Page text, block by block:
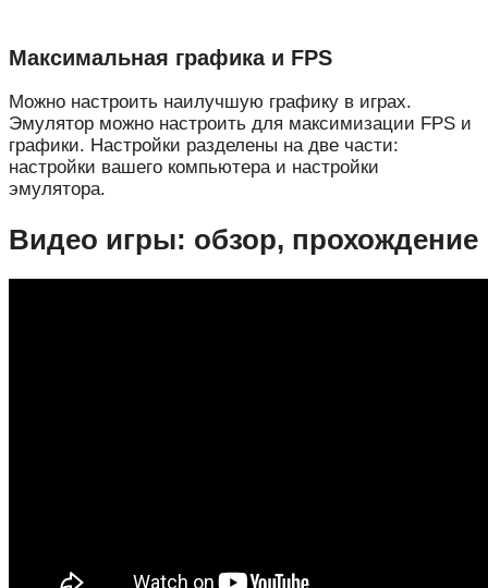
Максимальная графика и FPS
Можно настроить наилучшую графику в играх.
Эмулятор можно настроить для максимизации FPS и
графики. Настройки разделены на две части:
настройки вашего компьютера и настройки
эмулятора.
Видео игры: обзор, прохождение